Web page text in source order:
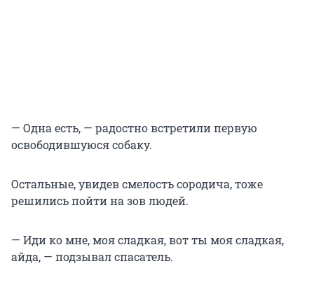
— Одна есть, — радостно встретили первую
освободившуюся собаку.
Остальные, увидев смелость сородича, тоже
решились пойти на зов людей.
— Иди ко мне, моя сладкая, вот ты моя сладкая,
айда, — подзывал спасатель.